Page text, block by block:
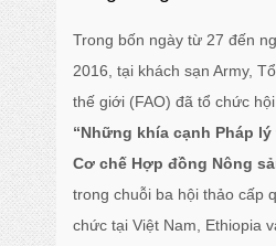
Trong bốn ngày từ 27 đến
2016, tại khách sạn Army,
thế giới (FAO) đã tổ chức
“Những khía cạnh Pháp
Cơ chế Hợp đồng Nông
trong chuỗi ba hội thảo cấp
chức tại Việt Nam, Ethiopia